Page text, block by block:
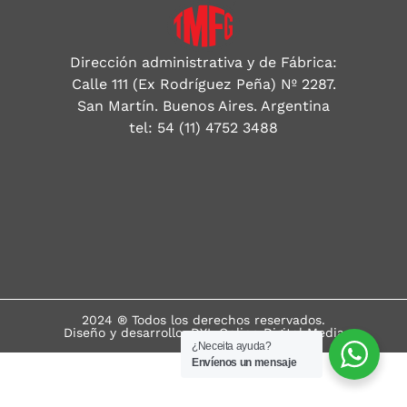
Dirección administrativa y de Fábrica:
Calle 111 (Ex Rodríguez Peña) Nº 2287.
San Martín. Buenos Aires. Argentina
tel: 54 (11) 4752 3488
2024 ® Todos los derechos reservados.
Diseño y desarrollo: DYL Online Digital Media
¿Neceita ayuda?
Envíenos un mensaje